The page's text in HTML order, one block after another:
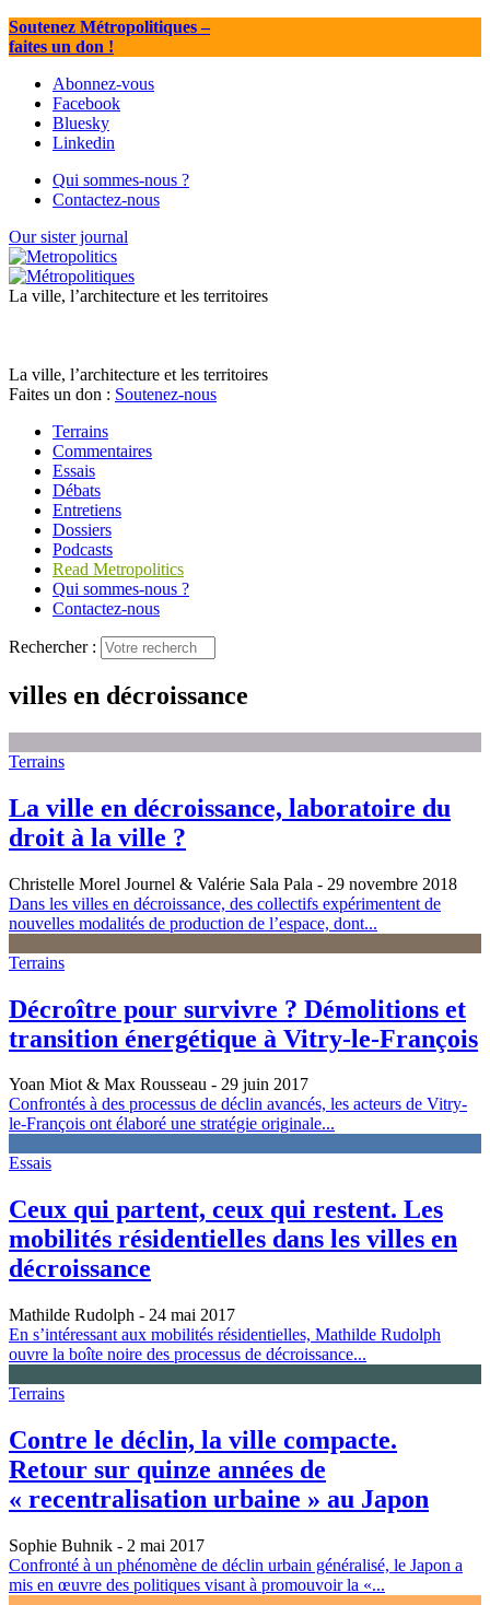
Soutenez Métropolitiques–
faites un don !
Abonnez-vous
Facebook
Bluesky
Linkedin
Qui sommes-nous ?
Contactez-nous
Our sister journal
La ville, l’architecture et les territoires
La ville, l’architecture et les territoires
Faites un don : Soutenez-nous
Terrains
Commentaires
Essais
Débats
Entretiens
Dossiers
Podcasts
Read Metropolitics
Qui sommes-nous ?
Contactez-nous
Rechercher :
villes en décroissance
Terrains
La ville en décroissance, laboratoire du
droit à la ville ?
Christelle Morel Journel & Valérie Sala Pala - 29 novembre 2018
Dans les villes en décroissance, des collectifs expérimentent de
nouvelles modalités de production de l’espace, dont...
Terrains
Décroître pour survivre ? Démolitions et
transition énergétique à Vitry‑le‑François
Yoan Miot & Max Rousseau - 29 juin 2017
Confrontés à des processus de déclin avancés, les acteurs de Vitry-
le-François ont élaboré une stratégie originale...
Essais
Ceux qui partent, ceux qui restent. Les
mobilités résidentielles dans les villes en
décroissance
Mathilde Rudolph - 24 mai 2017
En s’intéressant aux mobilités résidentielles, Mathilde Rudolph
ouvre la boîte noire des processus de décroissance...
Terrains
Contre le déclin, la ville compacte.
Retour sur quinze années de
« recentralisation urbaine » au Japon
Sophie Buhnik - 2 mai 2017
Confronté à un phénomène de déclin urbain généralisé, le Japon a
mis en œuvre des politiques visant à promouvoir la «...